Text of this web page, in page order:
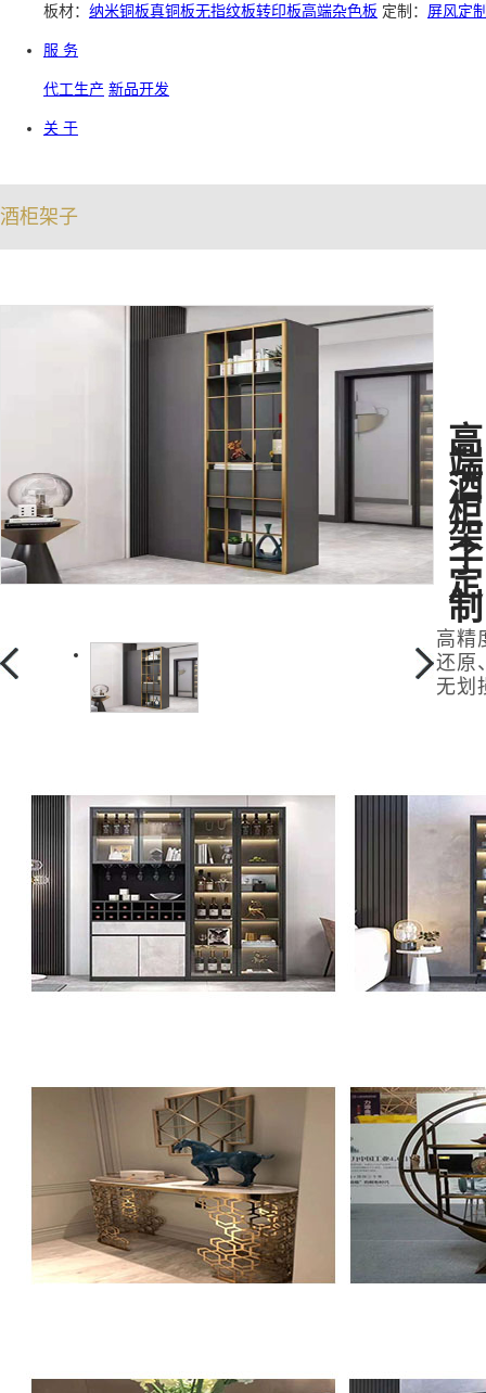
板材： 纳米铜板真铜板无指纹板转印板高端杂色板 定制： 屏风定
服 务
代工生产 新品开发
关 于
酒柜架子
高
端
酒
柜
架
子
定
制
高精
还原
无划